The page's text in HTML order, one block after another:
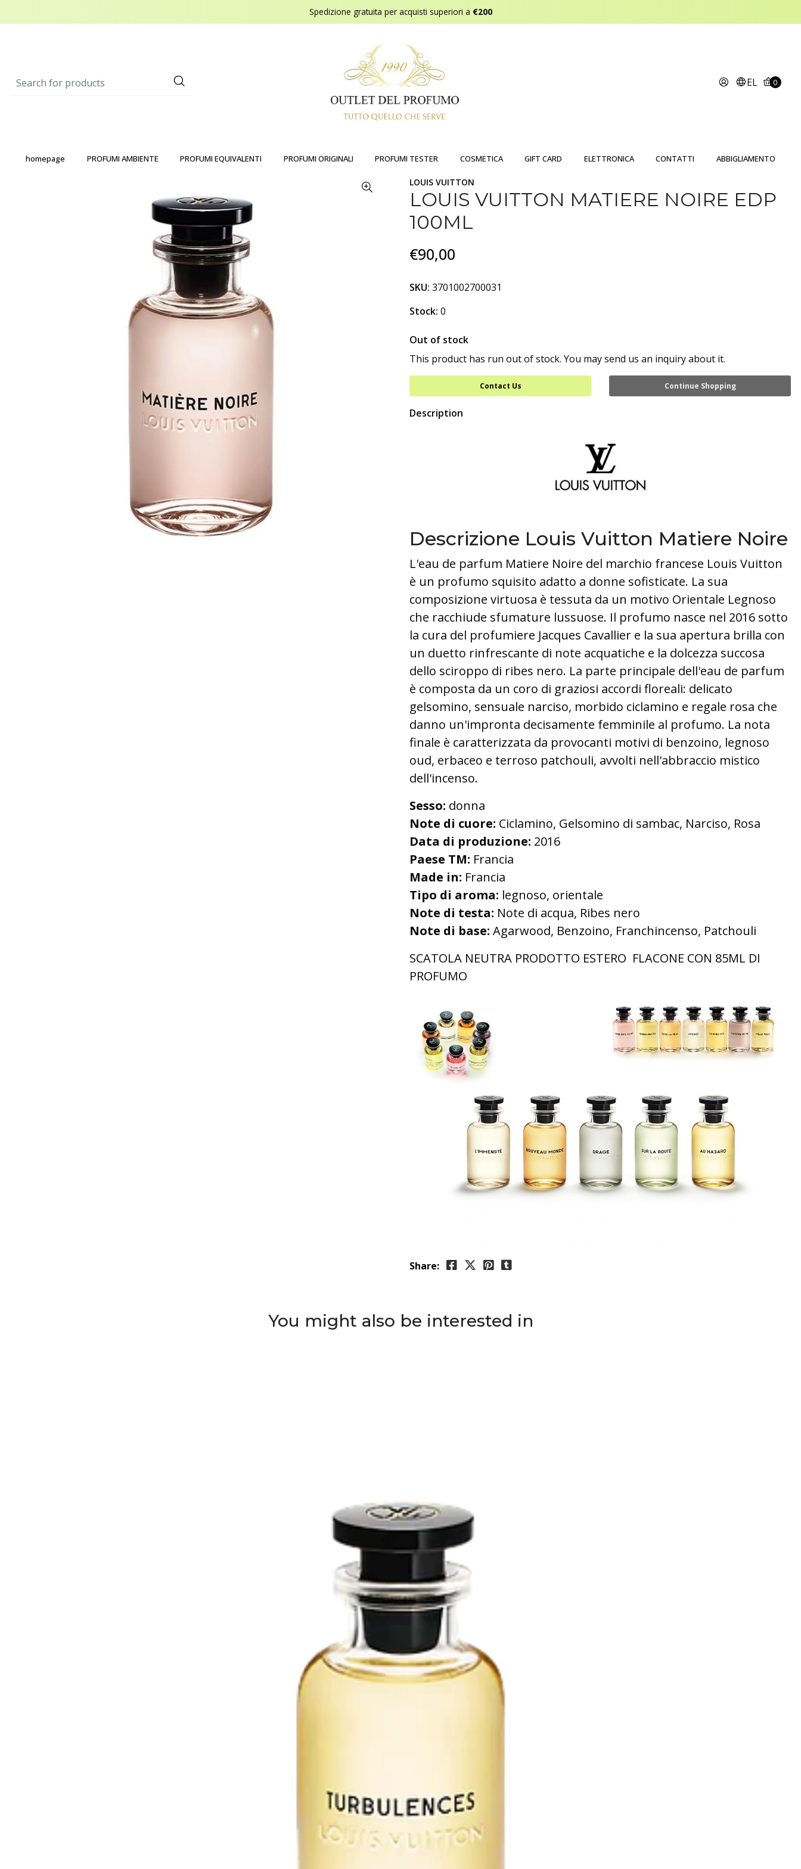
Spedizione gratuita per acquisti superiori a €200
EL 0
homepage PROFUMI AMBIENTE PROFUMI EQUIVALENTI PROFUMI ORIGINALI PROFUMI TESTER COSMETICA GIFT CARD ELETTRONICA CONTATTI ABBIGLIAMENTO
LOUIS VUITTON
LOUIS VUITTON MATIERE NOIRE EDP
100ML
€90,00
SKU: 3701002700031
Stock: 0
Out of stock
This product has run out of stock. You may send us an inquiry about it.
Contact Us Continue Shopping
Description
Descrizione Louis Vuitton Matiere Noire
L'eau de parfum Matiere Noire del marchio francese Louis Vuitton
è un profumo squisito adatto a donne sofisticate. La sua
composizione virtuosa è tessuta da un motivo Orientale Legnoso
che racchiude sfumature lussuose. Il profumo nasce nel 2016 sotto
la cura del profumiere Jacques Cavallier e la sua apertura brilla con
un duetto rinfrescante di note acquatiche e la dolcezza succosa
dello sciroppo di ribes nero. La parte principale dell'eau de parfum
è composta da un coro di graziosi accordi floreali: delicato
gelsomino, sensuale narciso, morbido ciclamino e regale rosa che
danno un'impronta decisamente femminile al profumo. La nota
finale è caratterizzata da provocanti motivi di benzoino, legnoso
oud, erbaceo e terroso patchouli, avvolti nell'abbraccio mistico
dell'incenso.
Sesso: donna
Note di cuore: Ciclamino, Gelsomino di sambac, Narciso, Rosa
Data di produzione: 2016
Paese TM: Francia
Made in: Francia
Tipo di aroma: legnoso, orientale
Note di testa: Note di acqua, Ribes nero
Note di base: Agarwood, Benzoino, Franchincenso, Patchouli
SCATOLA NEUTRA PRODOTTO ESTERO FLACONE CON 85ML DI
PROFUMO
Share:
You might also be interested in